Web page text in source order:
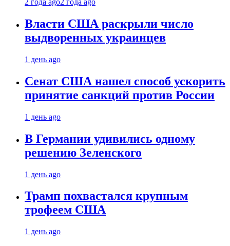
2 года ago2 года ago
Власти США раскрыли число
выдворенных украинцев
1 день ago
Сенат США нашел способ ускорить
принятие санкций против России
1 день ago
В Германии удивились одному
решению Зеленского
1 день ago
Трамп похвастался крупным
трофеем США
1 день ago